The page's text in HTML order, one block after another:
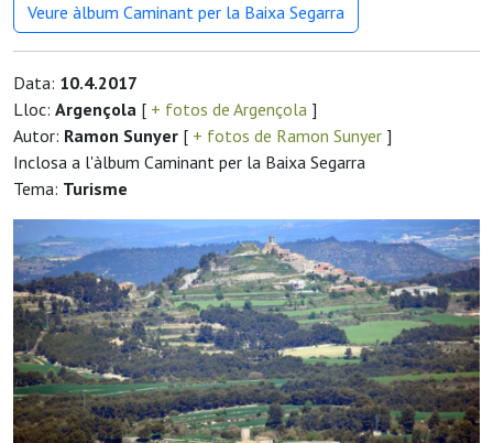
Veure àlbum Caminant per la Baixa Segarra
Data: 10.4.2017
Lloc: Argençola [ + fotos de Argençola ]
Autor: Ramon Sunyer [ + fotos de Ramon Sunyer ]
Inclosa a l'àlbum Caminant per la Baixa Segarra
Tema: Turisme